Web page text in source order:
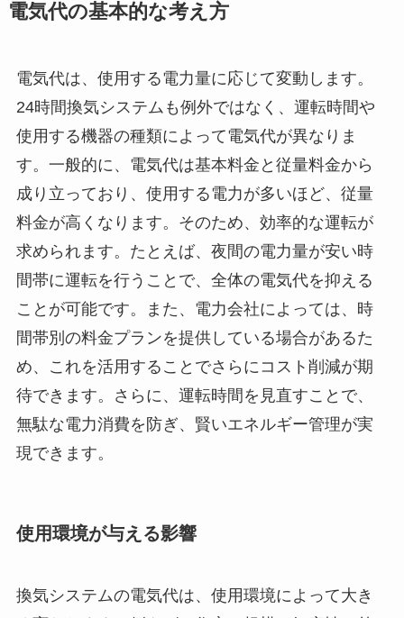
電気代の基本的な考え方
電気代は、使用する電力量に応じて変動します。
24時間換気システムも例外ではなく、運転時間や
使用する機器の種類によって電気代が異なりま
す。一般的に、電気代は基本料金と従量料金から
成り立っており、使用する電力が多いほど、従量
料金が高くなります。そのため、効率的な運転が
求められます。たとえば、夜間の電力量が安い時
間帯に運転を行うことで、全体の電気代を抑える
ことが可能です。また、電力会社によっては、時
間帯別の料金プランを提供している場合があるた
め、これを活用することでさらにコスト削減が期
待できます。さらに、運転時間を見直すことで、
無駄な電力消費を防ぎ、賢いエネルギー管理が実
現できます。
使用環境が与える影響
換気システムの電気代は、使用環境によって大き